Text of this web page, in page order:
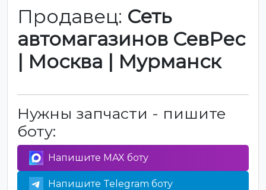
Продавец: Сеть
автомагазинов СевРес
| Москва | Мурманск
Нужны запчасти - пишите
боту:
Напишите MAX боту
Напишите Telegram боту